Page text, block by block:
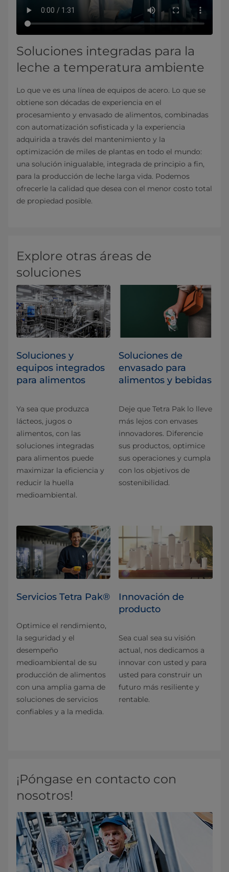
Soluciones integradas para la
leche a temperatura ambiente
Lo que ve es una línea de equipos de acero. Lo que se
obtiene son décadas de experiencia en el
procesamiento y envasado de alimentos, combinadas
con automatización sofisticada y la experiencia
adquirida a través del mantenimiento y la
optimización de miles de plantas en todo el mundo:
una solución inigualable, integrada de principio a fin,
para la producción de leche larga vida. Podemos
ofrecerle la calidad que desea con el menor costo total
de propiedad posible.
Explore otras áreas de
soluciones
Soluciones y
equipos integrados
para alimentos
Ya sea que produzca
lácteos, jugos o
alimentos, con las
soluciones integradas
para alimentos puede
maximizar la eficiencia y
reducir la huella
medioambiental.
Soluciones de
envasado para
alimentos y bebidas
Deje que Tetra Pak lo lleve
más lejos con envases
innovadores. Diferencie
sus productos, optimice
sus operaciones y cumpla
con los objetivos de
sostenibilidad.
Servicios Tetra Pak®
Optimice el rendimiento,
la seguridad y el
desempeño
medioambiental de su
producción de alimentos
con una amplia gama de
soluciones de servicios
confiables y a la medida.
Innovación de
producto
Sea cual sea su visión
actual, nos dedicamos a
innovar con usted y para
usted para construir un
futuro más resiliente y
rentable.
¡Póngase en contacto con
nosotros!